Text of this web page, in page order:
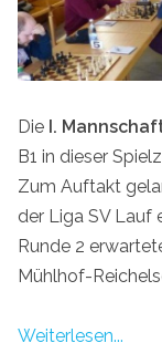
Die I.
B1 in dieser
Zum Auftakt
der Liga SV Lauf
Runde 2
Mühlhof-
Weiterlesen...